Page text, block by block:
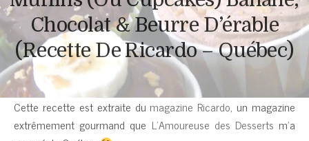
Chocolat & Beurre D’érable
(Recette De Ricardo – Québec)
Cette recette est extraite du magazine Ricardo, un magazine
extrêmement gourmand que L’Amoureuse des Desserts m’a